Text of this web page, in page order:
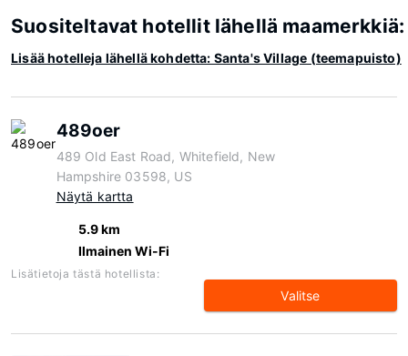
Suositeltavat hotellit lähellä
Lisää hotelleja lähellä kohdetta: Santa's Village (teemapuisto)
489oer
489 Old East Road, Whitefield, New
Hampshire 03598, US
Näytä kartta
5.9 km
Ilmainen Wi-Fi
Lisätietoja tästä hotellista:
Valitse